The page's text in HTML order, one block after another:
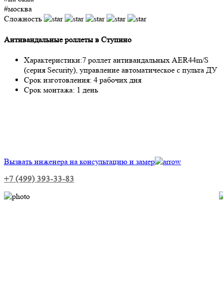
#москва
Сложность
Антивандальные роллеты в Ступино
Характеристики:7 роллет антивандальных AER44m/S
(серия Security), управление автоматическое с пульта ДУ
Срок изготовления: 4 рабочих дня
Срок монтажа: 1 день
Вызвать инженера на консультацию и замер
+7 (499) 393-33-83